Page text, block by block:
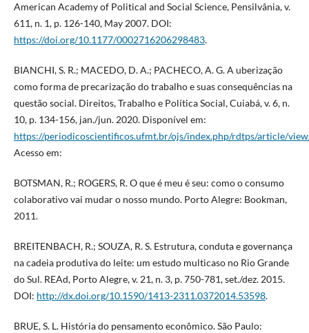
American Academy of Political and Social Science, Pensilvânia, v.
611, n. 1, p. 126-140, May 2007. DOI:
https://doi.org/10.1177/0002716206298483.
BIANCHI, S. R.; MACEDO, D. A.; PACHECO, A. G. A uberização
como forma de precarização do trabalho e suas consequências na
questão social. Direitos, Trabalho e Política Social, Cuiabá, v. 6, n.
10, p. 134-156, jan./jun. 2020. Disponível em:
https://periodicoscientificos.ufmt.br/ojs/index.php/rdtps/article/
Acesso em:
BOTSMAN, R.; ROGERS, R. O que é meu é seu: como o consumo
colaborativo vai mudar o nosso mundo. Porto Alegre: Bookman,
2011.
BREITENBACH, R.; SOUZA, R. S. Estrutura, conduta e governança
na cadeia produtiva do leite: um estudo multicaso no Rio Grande
do Sul. REAd, Porto Alegre, v. 21, n. 3, p. 750-781, set./dez. 2015.
DOI: http://dx.doi.org/10.1590/1413-2311.0372014.53598.
BRUE, S. L. História do pensamento econômico. São Paulo: